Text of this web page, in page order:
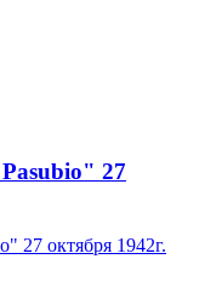
27